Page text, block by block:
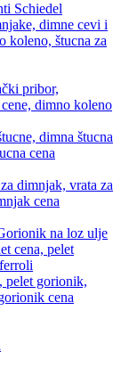
Schiedel
na loz ulje